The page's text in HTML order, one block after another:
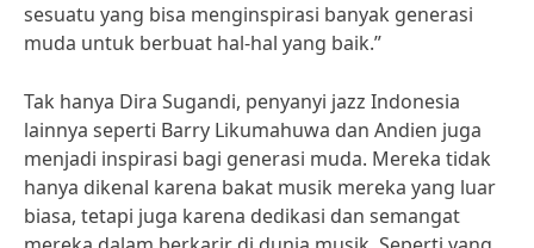
sesuatu yang bisa menginspirasi banyak generasi
muda untuk berbuat hal-hal yang baik.”
Tak hanya Dira Sugandi, penyanyi jazz Indonesia
lainnya seperti Barry Likumahuwa dan Andien juga
menjadi inspirasi bagi generasi muda. Mereka tidak
hanya dikenal karena bakat musik mereka yang luar
biasa, tetapi juga karena dedikasi dan semangat